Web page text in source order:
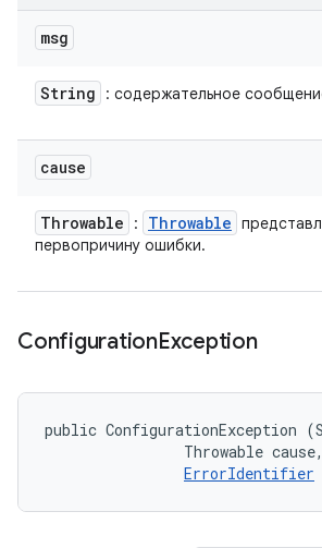
msg
String : содержательное
cause
Throwable : Throwable
первопричину ошибки.
ConfigurationException
public ConfigurationException
                Throwable cause,
ErrorIdentifier